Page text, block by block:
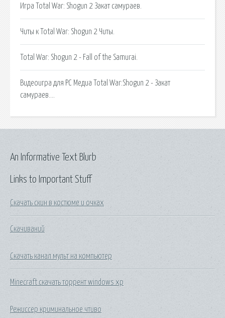
Игра Total War: Shogun 2 Закат самураев.
Читы к Total War: Shogun 2 Читы.
Total War: Shogun 2 - Fall of the Samurai.
Видеоигра для PC Медиа Total War:Shogun 2 - Закат
самураев….
Links to Important Stuff
Скачать скин в костюме и очках
Скачиваний
Скачать канал мульт на компьютер
Minecraft скачать торрент windows xp
Режиссер криминальное чтиво
An Informative Text Blurb